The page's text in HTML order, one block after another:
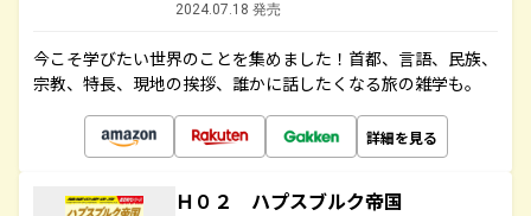
2024.07.18 発売
今こそ学びたい世界のことを集めました！首都、言語、民族、
宗教、特長、現地の挨拶、誰かに話したくなる旅の雑学も。
詳細を見る
Ｈ０２ ハプスブルク帝国